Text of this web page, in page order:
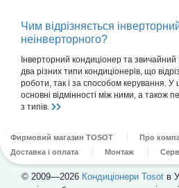
Чим відрізняється
неінверторного?
Інверторний кондиціонер та
два різних типи кондиціонерів, що
роботи, так і за способом керування. У
основні відмінності між ними, а також
з типів.
Фирмовий магазин TOSOT
Про
Доставка і оплата
Монтаж
© 2009—2026 Кондиціонери Tosot в